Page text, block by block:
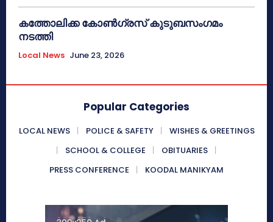
കത്തോലിക്ക കോൺഗ്രസ് കുടുബസംഗമം
നടത്തി
Local News June 23, 2026
Popular Categories
LOCAL NEWS POLICE & SAFETY
WISHES & GREETINGS
SCHOOL & COLLEGE
OBITUARIES
PRESS CONFERENCE
KOODAL MANIKYAM